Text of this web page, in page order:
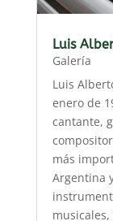
Luis
Galería
Luis
enero de
cantante,
más
Argentina